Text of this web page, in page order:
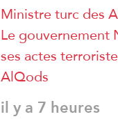
Ministre turc des
Le gouvernement
ses actes
AlQods
il y a 7 heures